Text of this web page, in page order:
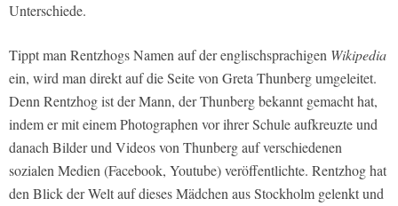
Unterschiede.
Tippt man Rentzhogs Namen auf der englischsprachigen Wikipedia
ein, wird man direkt auf die Seite von Greta Thunberg umgeleitet.
Denn Rentzhog ist der Mann, der Thunberg bekannt gemacht hat,
indem er mit einem Photographen vor ihrer Schule aufkreuzte und
danach Bilder und Videos von Thunberg auf verschiedenen
sozialen Medien (Facebook, Youtube) veröffentlichte. Rentzhog hat
den Blick der Welt auf dieses Mädchen aus Stockholm gelenkt und